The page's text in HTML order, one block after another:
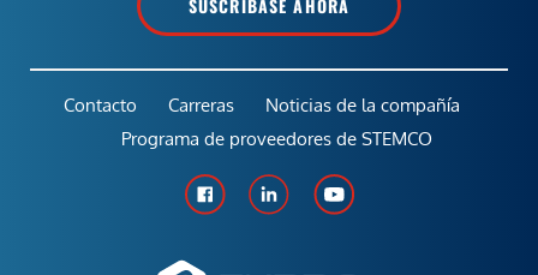
SUSCRÍBASE AHORA
Contacto Carreras
Noticias de la compañía
Programa de proveedores de STEMCO